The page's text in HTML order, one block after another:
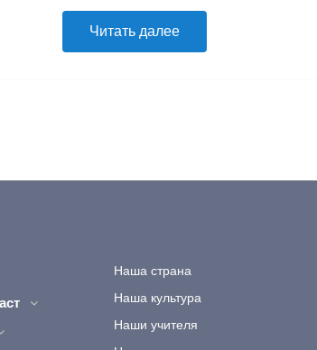
Читать далее
Наша страна
Наша культура
Наши учителя